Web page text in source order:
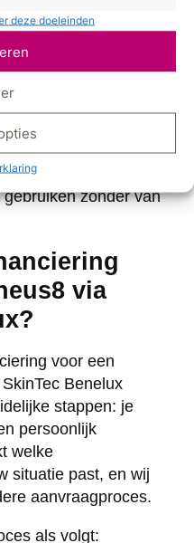
deze doeleinden
om je begroting op
dat je geen
eigenaar bent.
als je over
beschikt en de
zonder van
via
voor een
Benelux
stappen: je
persoonlijk
welke
situatie past, en wij
aanvraagproces.
als volgt: